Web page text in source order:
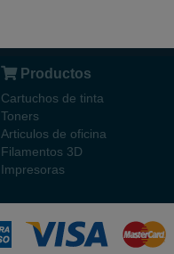
Productos
Cartuchos de tinta
Toners
Articulos de oficina
Filamentos 3D
Impresoras